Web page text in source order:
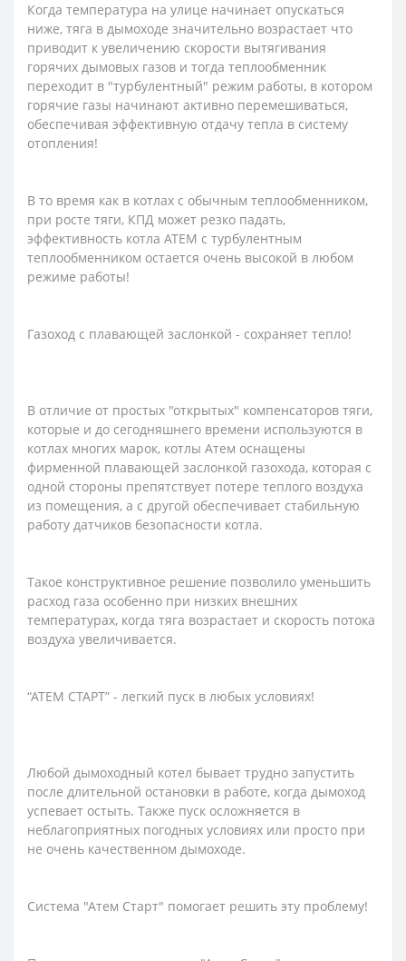
Когда температура на улице начинает опускаться
ниже, тяга в дымоходе значительно возрастает что
приводит к увеличению скорости вытягивания
горячих дымовых газов и тогда теплообменник
переходит в "турбулентный" режим работы, в котором
горячие газы начинают активно перемешиваться,
обеспечивая эффективную отдачу тепла в систему
отопления!
В то время как в котлах с обычным теплообменником,
при росте тяги, КПД может резко падать,
эффективность котла АТЕМ с турбулентным
теплообменником остается очень высокой в ​​любом
режиме работы!
Газоход с плавающей заслонкой - сохраняет тепло!
В отличие от простых "открытых" компенсаторов тяги,
которые и до сегодняшнего времени используются в
котлах многих марок, котлы Атем оснащены
фирменной плавающей заслонкой газохода, которая с
одной стороны препятствует потере теплого воздуха
из помещения, а с другой обеспечивает стабильную
работу датчиков безопасности котла.
Такое конструктивное решение позволило уменьшить
расход газа особенно при низких внешних
температурах, когда тяга возрастает и скорость потока
воздуха увеличивается.
“АТЕМ СТАРТ” - легкий пуск в любых условиях!
Любой дымоходный котел бывает трудно запустить
после длительной остановки в работе, когда дымоход
успевает остыть. Также пуск осложняется в
неблагоприятных погодных условиях или просто при
не очень качественном дымоходе.
Система "Атем Старт" помогает решить эту проблему!